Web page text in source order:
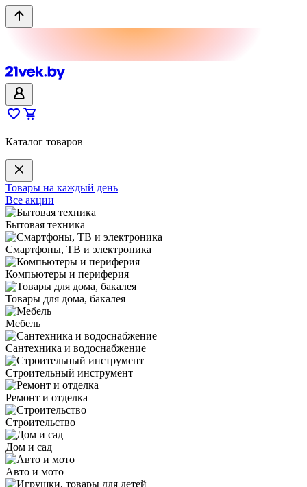
Каталог товаров
Товары на каждый день
Все акции
Бытовая техника
Смартфоны, ТВ и электроника
Компьютеры и периферия
Товары для дома, бакалея
Мебель
Сантехника и водоснабжение
Строительный инструмент
Ремонт и отделка
Строительство
Дом и сад
Авто и мото